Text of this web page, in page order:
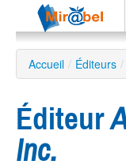
Le réseau
Soutien
Listes
Accueil / Éditeurs /
Éditeur
Inc.